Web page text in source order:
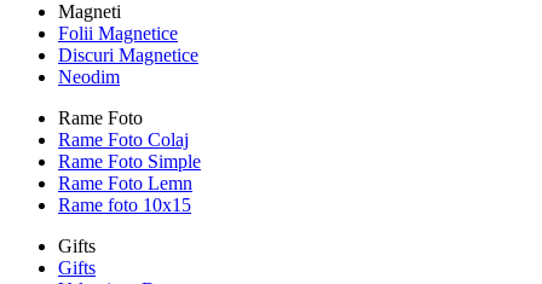
Magneti
Folii Magnetice
Discuri Magnetice
Neodim
Rame Foto
Rame Foto Colaj
Rame Foto Simple
Rame Foto Lemn
Rame foto 10x15
Gifts
Gifts